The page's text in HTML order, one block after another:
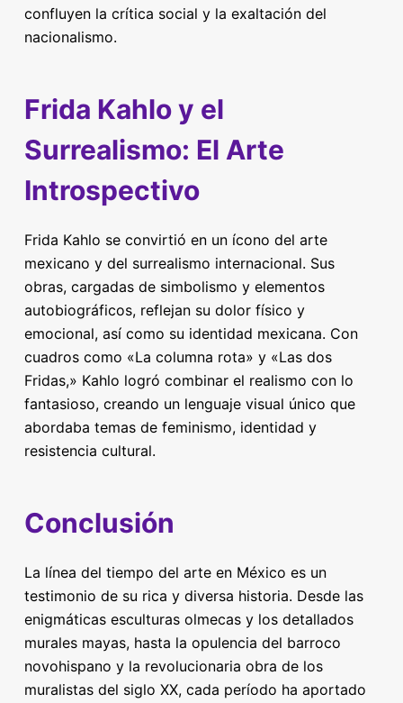
confluyen la crítica social y la exaltación del
nacionalismo.
Frida Kahlo y el
Surrealismo: El Arte
Introspectivo
Frida Kahlo se convirtió en un ícono del arte
mexicano y del surrealismo internacional. Sus
obras, cargadas de simbolismo y elementos
autobiográficos, reflejan su dolor físico y
emocional, así como su identidad mexicana. Con
cuadros como «La columna rota» y «Las dos
Fridas,» Kahlo logró combinar el realismo con lo
fantasioso, creando un lenguaje visual único que
abordaba temas de feminismo, identidad y
resistencia cultural.
Conclusión
La línea del tiempo del arte en México es un
testimonio de su rica y diversa historia. Desde las
enigmáticas esculturas olmecas y los detallados
murales mayas, hasta la opulencia del barroco
novohispano y la revolucionaria obra de los
muralistas del siglo XX, cada período ha aportado